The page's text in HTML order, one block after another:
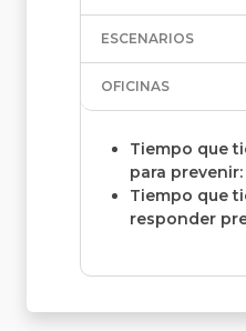
ESCENARIOS
OFICINAS
Tiempo que
para prevenir:
Tiempo que
responder